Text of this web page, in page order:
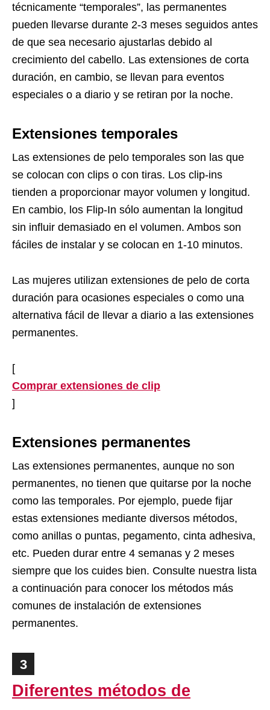
técnicamente “temporales”, las permanentes
pueden llevarse durante 2-3 meses seguidos antes
de que sea necesario ajustarlas debido al
crecimiento del cabello. Las extensiones de corta
duración, en cambio, se llevan para eventos
especiales o a diario y se retiran por la noche.
Extensiones temporales
Las extensiones de pelo temporales son las que
se colocan con clips o con tiras. Los clip-ins
tienden a proporcionar mayor volumen y longitud.
En cambio, los Flip-In sólo aumentan la longitud
sin influir demasiado en el volumen. Ambos son
fáciles de instalar y se colocan en 1-10 minutos.
Las mujeres utilizan extensiones de pelo de corta
duración para ocasiones especiales o como una
alternativa fácil de llevar a diario a las extensiones
permanentes.
[
Comprar extensiones de clip
]
Extensiones permanentes
Las extensiones permanentes, aunque no son
permanentes, no tienen que quitarse por la noche
como las temporales. Por ejemplo, puede fijar
estas extensiones mediante diversos métodos,
como anillas o puntas, pegamento, cinta adhesiva,
etc. Pueden durar entre 4 semanas y 2 meses
siempre que los cuides bien. Consulte nuestra lista
a continuación para conocer los métodos más
comunes de instalación de extensiones
permanentes.
3
Diferentes métodos de